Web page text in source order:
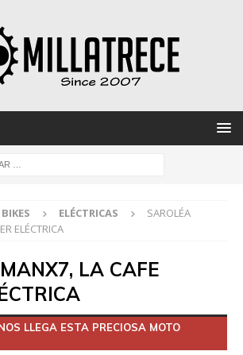
ELÉCTRICAS
SAROLÉA
ELÉCTRICA
LA CAFE
LLEGA ESTA PRECIOSA MOTO